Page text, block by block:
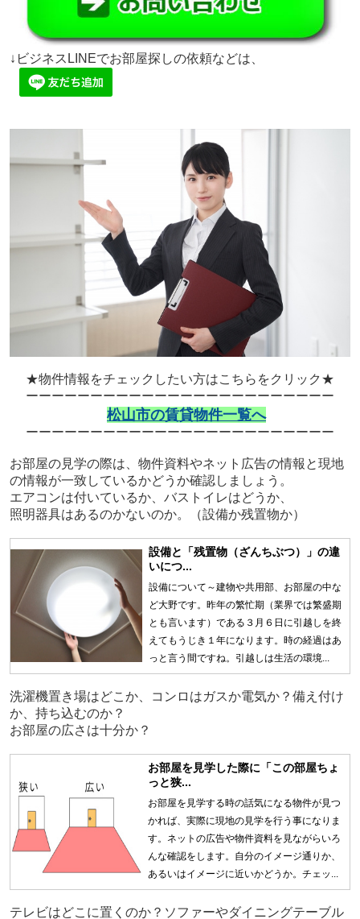
↓ビジネスLINEでお部屋探しの依頼などは、
★物件情報をチェックしたい方はこちらをクリック★
ーーーーーーーーーーーーーーーーーーーーーーーー
松山市の賃貸物件一覧へ
ーーーーーーーーーーーーーーーーーーーーーーーー
お部屋の見学の際は、物件資料やネット広告の情報と現地
の情報が一致しているかどうか確認しましょう。
エアコンは付いているか、バストイレはどうか、
照明器具はあるのかないのか。（設備か残置物か）
設備と「残置物（ざんちぶつ）」の違
いにつ...
設備について～建物や共用部、お部屋の中な
ど大野です。昨年の繁忙期（業界では繁盛期
とも言います）である３月６日に引越しを終
えてもうじき１年になります。時の経過はあ
っと言う間ですね。引越しは生活の環境...
洗濯機置き場はどこか、コンロはガスか電気か？備え付け
か、持ち込むのか？
お部屋の広さは十分か？
お部屋を見学した際に「この部屋ちょ
っと狭...
お部屋を見学する時の話気になる物件が見つ
かれば、実際に現地の見学を行う事になりま
す。ネットの広告や物件資料を見ながらいろ
んな確認をします。自分のイメージ通りか、
あるいはイメージに近いかどうか。チェッ...
テレビはどこに置くのか？ソファーやダイニングテーブル